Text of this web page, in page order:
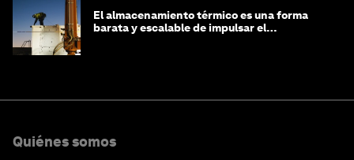
El almacenamiento térmico es una forma
barata y escalable de impulsar el
Quiénes somos